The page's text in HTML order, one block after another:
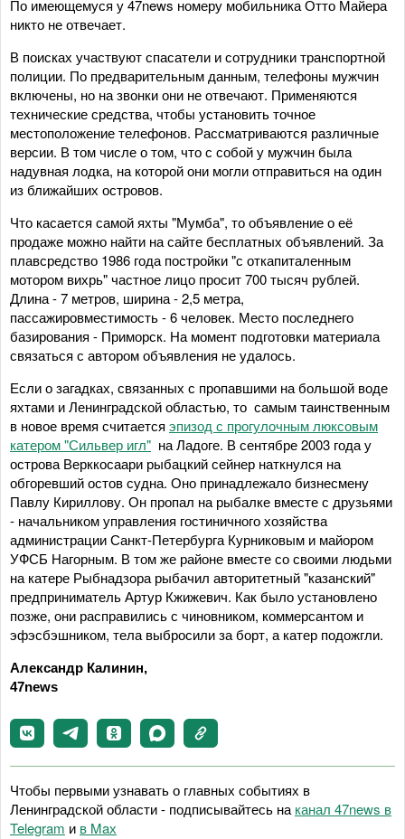
По имеющемуся у 47news номеру мобильника Отто Майера
никто не отвечает.
В поисках участвуют спасатели и сотрудники транспортной
полиции. По предварительным данным, телефоны мужчин
включены, но на звонки они не отвечают. Применяются
технические средства, чтобы установить точное
местоположение телефонов. Рассматриваются различные
версии. В том числе о том, что с собой у мужчин была
надувная лодка, на которой они могли отправиться на один
из ближайших островов.
Что касается самой яхты "Мумба", то объявление о её
продаже можно найти на сайте бесплатных объявлений. За
плавсредство 1986 года постройки "с откапиталенным
мотором вихрь" частное лицо просит 700 тысяч рублей.
Длина - 7 метров, ширина - 2,5 метра,
пассажировместимость - 6 человек. Место последнего
базирования - Приморск. На момент подготовки материала
связаться с автором объявления не удалось.
Если о загадках, связанных с пропавшими на большой воде
яхтами и Ленинградской областью, то самым таинственным
в новое время считается эпизод с прогулочным люксовым
катером "Сильвер игл" на Ладоге. В сентябре 2003 года у
острова Верккосаари рыбацкий сейнер наткнулся на
обгоревший остов судна. Оно принадлежало бизнесмену
Павлу Кириллову. Он пропал на рыбалке вместе с друзьями
- начальником управления гостиничного хозяйства
администрации Санкт-Петербурга Курниковым и майором
УФСБ Нагорным. В том же районе вместе со своими людьми
на катере Рыбнадзора рыбачил авторитетный "казанский"
предприниматель Артур Кжижевич. Как было установлено
позже, они расправились с чиновником, коммерсантом и
эфэсбэшником, тела выбросили за борт, а катер подожгли.
Александр Калинин,
47news
Чтобы первыми узнавать о главных событиях в
Ленинградской области - подписывайтесь на канал 47news в
Telegram и в Maх